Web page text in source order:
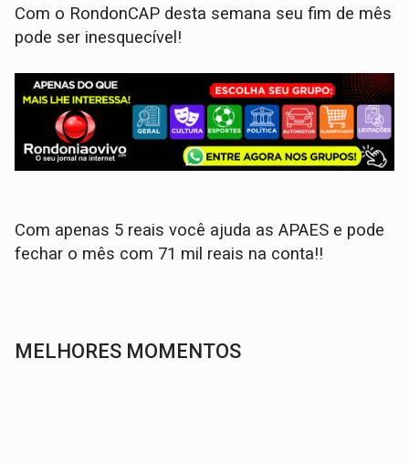
Com o RondonCAP desta semana seu fim de mês
pode ser inesquecível!
Com apenas 5 reais você ajuda as APAES e pode
fechar o mês com 71 mil reais na conta!!
MELHORES MOMENTOS